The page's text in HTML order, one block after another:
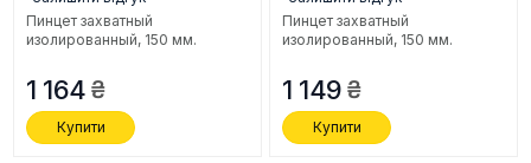
Пинцет захватный
изолированный, 150 мм.
1 164
Купити
Пинцет захватный
изолированный, 150 мм.
1 149
Купити